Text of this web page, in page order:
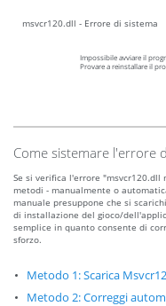
msvcr120.dll - Errore di sistema
Impossibile avviare il
Provare a reinstallare il
Come sistemare l'errore
Se si verifica l'errore
metodi - manualmente o
manuale presuppone che si
di installazione del gioco/
semplice in quanto consente di
sforzo.
Metodo 1: Scarica
Metodo 2: Correggi